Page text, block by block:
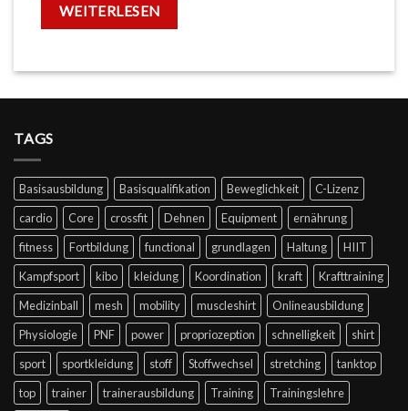
WEITERLESEN
TAGS
Basisausbildung Basisqualifikation Beweglichkeit
C-Lizenz
cardio
Core crossfit Dehnen Equipment
ernährung
fitness
Fortbildung functional grundlagen Haltung
HIIT
Kampfsport
kibo kleidung Koordination kraft
Krafttraining
Medizinball
mesh mobility muscleshirt
Onlineausbildung
Physiologie
PNF power propriozeption schnelligkeit
shirt
sport
sportkleidung stoff Stoffwechsel stretching
tanktop
top
trainer trainerausbildung Training Trainingslehre